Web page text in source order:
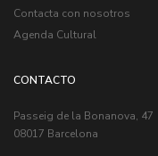
Contacta con nosotros
Agenda Cultural
CONTACTO
Passeig de la Bonanova, 47
08017 Barcelona